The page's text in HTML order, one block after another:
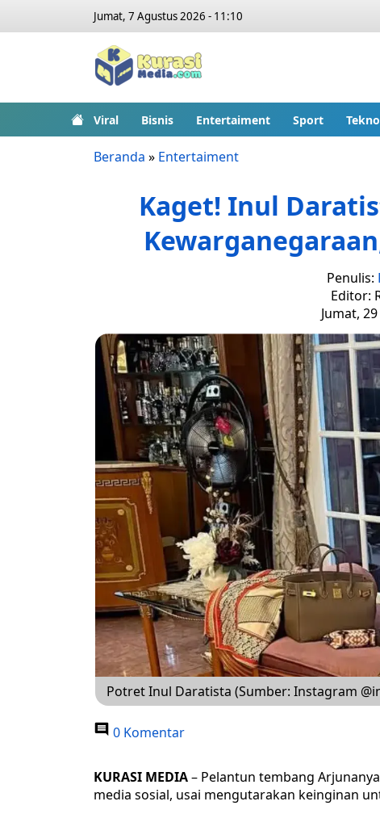
Jumat, 7 Agustus 2026 - 11:10
Viral Bisnis Entertaiment Sport
Beranda » Entertaiment
Kaget! Inul
Penulis:
Editor:
Jumat,
Potret Inul Daratista (Sumber: Instagram
0 Komentar
KURASI MEDIA– Pelantun tembang
media sosial, usai mengutarakan keinginan